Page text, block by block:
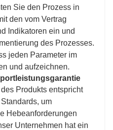
Sie den Prozess in
den vom Vertrag
Indikatoren ein und
des Prozesses.
jeden Parameter im
und aufzeichnen.
Produkts entspricht
um
Hebeanforderungen
Unternehmen hat ein